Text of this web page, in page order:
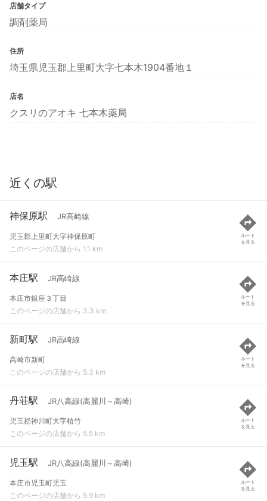
店舗タイプ
調剤薬局
住所
埼玉県児玉郡上里町大字七本木1904番地１
店名
クスリのアオキ 七本木薬局
近くの駅
神保原駅 JR高崎線
児玉郡上里町大字神保原町
このページの店舗から 1.1 km
ルート
を見る
本庄駅 JR高崎線
本庄市銀座３丁目
このページの店舗から 3.3 km
ルート
を見る
新町駅 JR高崎線
高崎市新町
このページの店舗から 5.3 km
ルート
を見る
丹荘駅 JR八高線(高麗川～高崎)
児玉郡神川町大字植竹
このページの店舗から 5.5 km
ルート
を見る
児玉駅 JR八高線(高麗川～高崎)
本庄市児玉町児玉
このページの店舗から 5.9 km
ルート
を見る